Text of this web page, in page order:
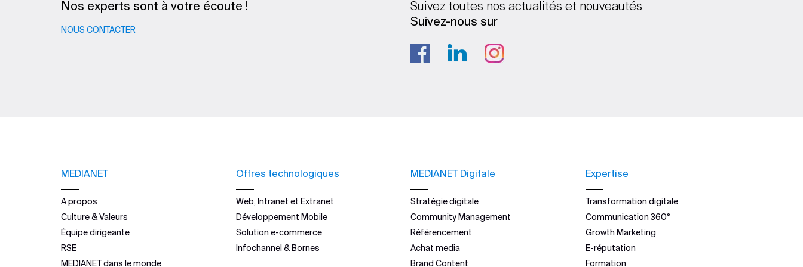
Nos experts sont à votre écoute !
NOUS CONTACTER
Suivez toutes nos actualités et nouveautés
Suivez-nous sur
MEDIANET
A propos
Culture & Valeurs
Équipe dirigeante
RSE
MEDIANET dans le monde
Offres technologiques
Web, Intranet et Extranet
Développement Mobile
Solution e-commerce
Infochannel & Bornes
MEDIANET Digitale
Stratégie digitale
Community Management
Référencement
Achat media
Brand Content
Expertise
Transformation digitale
Communication 360°
Growth Marketing
E-réputation
Formation